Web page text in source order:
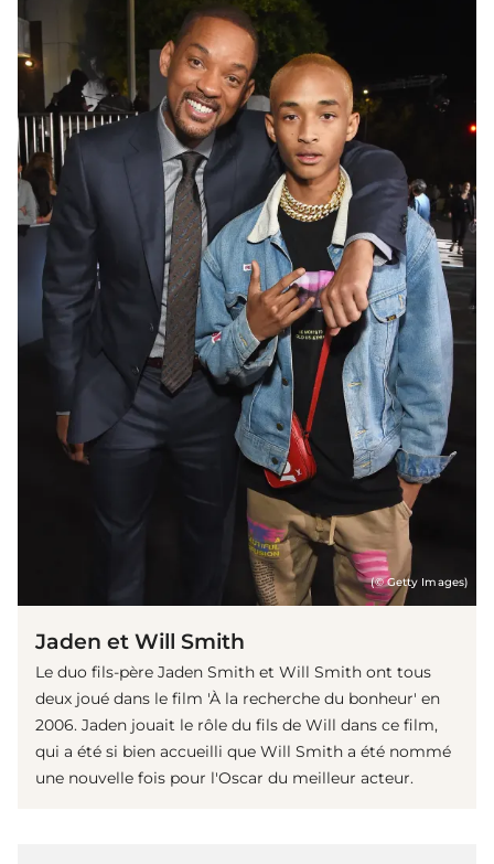
(© Getty Images)
Jaden et Will Smith
Le duo fils-père Jaden Smith et Will Smith ont tous
deux joué dans le film 'À la recherche du bonheur' en
2006. Jaden jouait le rôle du fils de Will dans ce film,
qui a été si bien accueilli que Will Smith a été nommé
une nouvelle fois pour l'Oscar du meilleur acteur.